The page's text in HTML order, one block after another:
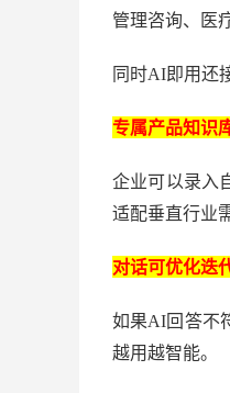
管理咨询、医
同时AI即用还
专属产品知识
企业可以录入
适配垂直行业
对话可优化迭
如果AI回答不
越用越智能。